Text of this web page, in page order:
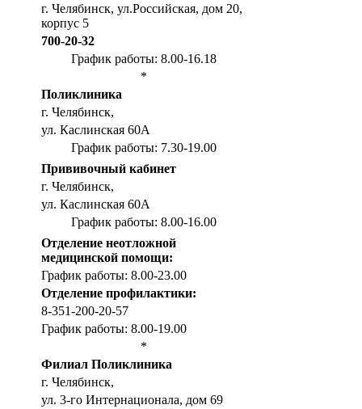
г. Челябинск, ул.Российская, дом 20,
корпус 5
700-20-32
График работы: 8.00-16.18
*
Поликлиника
г. Челябинск,
ул. Каслинская 60А
График работы: 7.30-19.00
Прививочный кабинет
г. Челябинск,
ул. Каслинская 60А
График работы: 8.00-16.00
Отделение неотложной
медицинской помощи:
График работы: 8.00-23.00
Отделение профилактики:
8-351-200-20-57
График работы: 8.00-19.00
*
Филиал Поликлиника
г. Челябинск,
ул. 3-го Интернационала, дом 69